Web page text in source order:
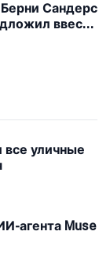
Берни Сандерс
ввести
все уличные
агента Muse